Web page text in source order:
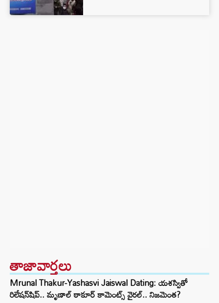
తాజావార్తలు
Mrunal Thakur-Yashasvi Jaiswal Dating: యశస్వితో
రిలేషన్‌షిప్.. మృణాల్ ఠాకూర్ కామెంట్స్ వైరల్.. నిజమెంత?